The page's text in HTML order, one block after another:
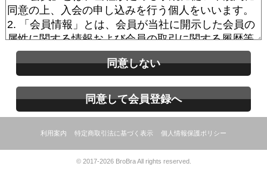
同意しない
同意して会員登録へ
利用案内 特定商取引法に基づく表示 個人情報保護ポリシー
© 2017-2026 BroBra All rights reserved.